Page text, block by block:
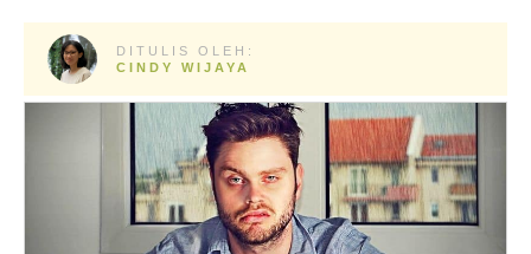
DITULIS OLEH:
CINDY WIJAYA